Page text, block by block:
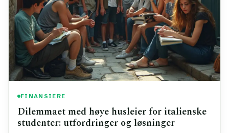
FINANSIERE
Dilemmaet med høye husleier for italienske
studenter: utfordringer og løsninger